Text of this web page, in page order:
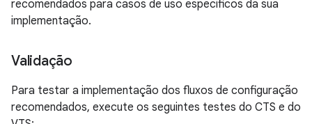
recomendados para casos de uso específicos da sua
implementação.
Validação
Para testar a implementação dos fluxos de configuração
recomendados, execute os seguintes testes do CTS e do